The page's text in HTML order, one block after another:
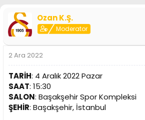
u
y
u
a
ş
l
a
t
a
n
l
a
n
ı
t
a
i
h
i
Ozan K.Ş.
Moderator
2 Ara 2022
TARİH: 4 Aralık 2022 Pazar
SAAT: 15:30
SALON: Başakşehir Spor Kompleksi
ŞEHİR: Başakşehir, İstanbul